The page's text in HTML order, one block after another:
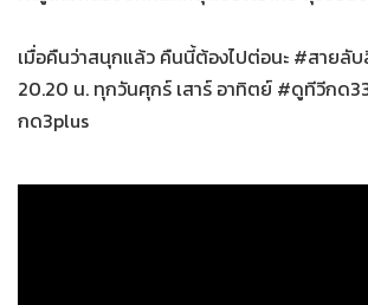
เมื่อคืนว่าสนุกแล้ว คืนนี้ต้องไปต่อนะ #สายลั
20.20 น. ทุกวันศุกร์ เสาร์ อาทิตย์ #ดูทีวีกด
กด3plus